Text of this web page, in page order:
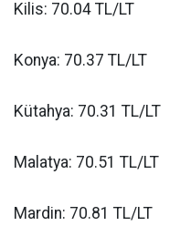
Kilis: 70.04 TL/LT
Konya: 70.37 TL/LT
Kütahya: 70.31 TL/LT
Malatya: 70.51 TL/LT
Mardin: 70.81 TL/LT